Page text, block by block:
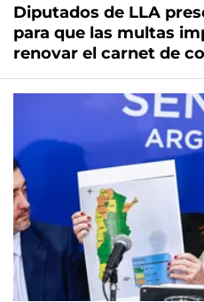
Diputados de LLA
para que las multas
renovar el carnet de